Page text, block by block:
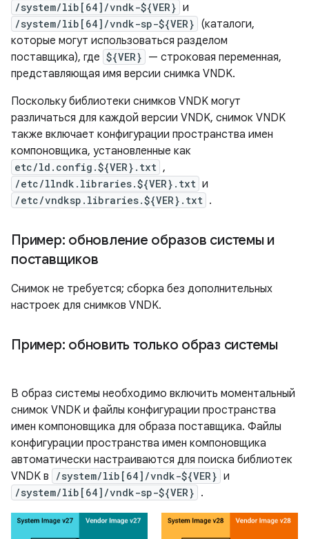
/system/lib[64]/vndk-${VER} и
/system/lib[64]/vndk-sp-${VER} (каталоги,
которые могут использоваться разделом
поставщика), где ${VER} — строковая переменная,
представляющая имя версии снимка VNDK.
Поскольку библиотеки снимков VNDK могут
различаться для каждой версии VNDK, снимок VNDK
также включает конфигурации пространства имен
компоновщика, установленные как
etc/ld.config.${VER}.txt ,
/etc/llndk.libraries.${VER}.txt и
/etc/vndksp.libraries.${VER}.txt .
Пример: обновление образов системы и
поставщиков
Снимок не требуется; сборка без дополнительных
настроек для снимков VNDK.
Пример: обновить только образ системы
В образ системы необходимо включить моментальный
снимок VNDK и файлы конфигурации пространства
имен компоновщика для образа поставщика. Файлы
конфигурации пространства имен компоновщика
автоматически настраиваются для поиска библиотек
VNDK в
/system/lib[64]/vndk-${VER} и
/system/lib[64]/vndk-sp-${VER} .